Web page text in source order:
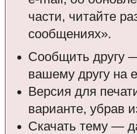
части, читайте
сообщениях».
Сообщить другу
вашему другу на
Версия для
варианте, убрав
Скачать тему —